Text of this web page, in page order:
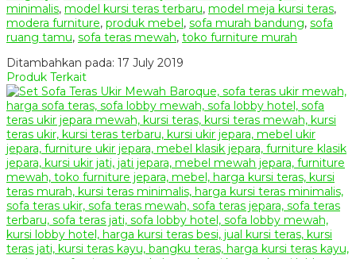
minimalis, model kursi teras terbaru, model meja kursi teras,
modera furniture, produk mebel , sofa murah bandung, sofa
ruang tamu, sofa teras mewah, toko furniture murah
Ditambahkan pada: 17 July 2019
Produk Terkait